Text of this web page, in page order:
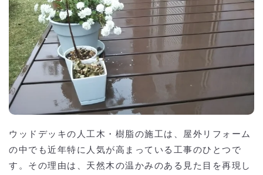
ウッドデッキの人工木・樹脂の施工は、屋外リフォーム
の中でも近年特に人気が高まっている工事のひとつで
す。その理由は、天然木の温かみのある見た目を再現し